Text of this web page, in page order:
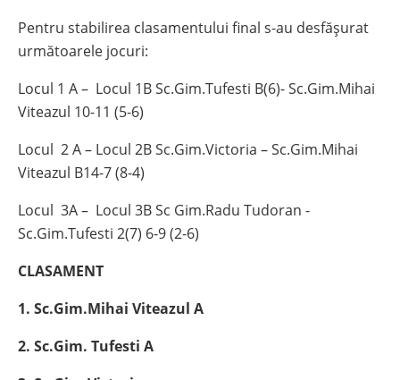
Pentru stabilirea clasamentului final s-au desfășurat
următoarele jocuri:
Locul 1 A – Locul 1B Sc.Gim.Tufesti B(6)- Sc.Gim.Mihai
Viteazul 10-11 (5-6)
Locul 2 A – Locul 2B Sc.Gim.Victoria – Sc.Gim.Mihai
Viteazul B14-7 (8-4)
Locul 3A – Locul 3B Sc Gim.Radu Tudoran -
Sc.Gim.Tufesti 2(7) 6-9 (2-6)
CLASAMENT
1. Sc.Gim.Mihai Viteazul A
2. Sc.Gim. Tufesti A